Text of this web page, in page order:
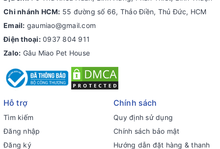
Chi nhánh HCM: 55 đường số 66, Thảo Điền, Thủ Đức, HCM
Email: gaumiao@gmail.com
Điện thoại: 0937 804 911
Zalo: Gâu Miao Pet House
Hỗ trợ
Tìm kiếm
Đăng nhập
Đăng ký
Chính sách
Quy định sử dụng
Chính sách bảo mật
Hướng dẫn đặt hàng & thanh